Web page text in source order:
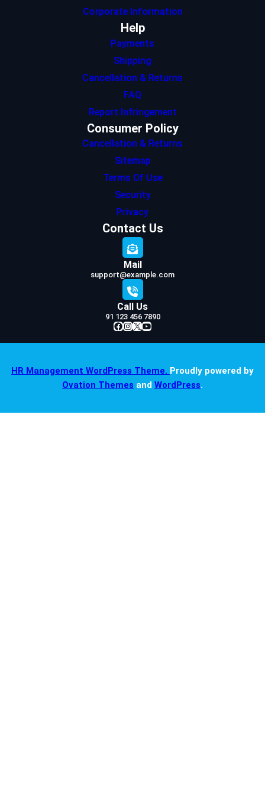
Corporate Information
Help
Payments
Shipping
Cancellation & Returns
FAQ
Report Infringement
Consumer Policy
Cancellation & Returns
Sitemap
Terms Of Use
Security
Privacy
Contact Us
Mail
support@example.com
Call Us
91 123 456 7890
Facebook InstagramX YouTube
HR Management WordPress Theme. Proudly powered by
Ovation Themes and WordPress.